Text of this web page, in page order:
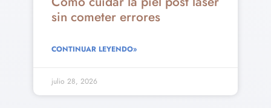
sin cometer errores
CONTINUAR LEYENDO»
julio 28, 2026